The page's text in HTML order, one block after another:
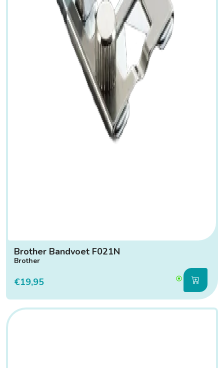
Brother Bandvoet F021N
Brother
€19,95